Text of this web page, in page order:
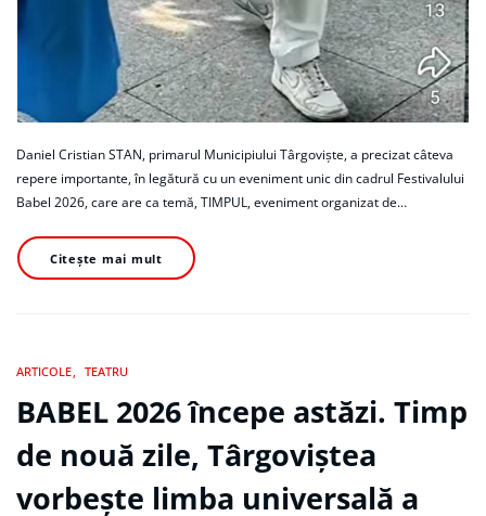
Daniel Cristian STAN, primarul Municipiului Târgoviște, a precizat câteva
repere importante, în legătură cu un eveniment unic din cadrul Festivalului
Babel 2026, care are ca temă, TIMPUL, eveniment organizat de…
Citește mai mult
ARTICOLE TEATRU
BABEL 2026 începe astăzi. Timp
de nouă zile, Târgoviștea
vorbește limba universală a